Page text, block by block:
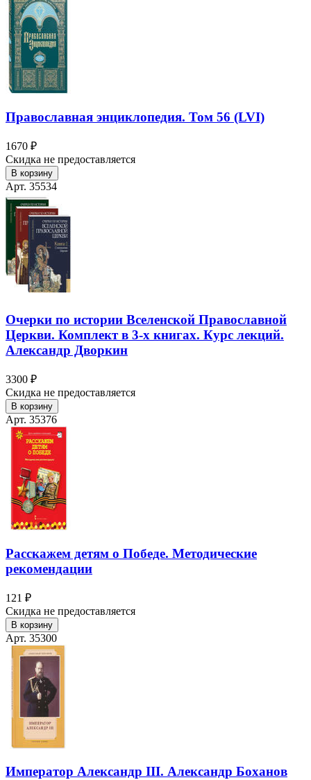
Православная энциклопедия. Том 56 (LVI)
1670 ₽
Скидка не предоставляется
В корзину
Арт. 35534
Очерки по истории Вселенской Православной
Церкви. Комплект в 3-х книгах. Курс лекций.
Александр Дворкин
3300 ₽
Скидка не предоставляется
В корзину
Арт. 35376
Расскажем детям о Победе. Методические
рекомендации
121 ₽
Скидка не предоставляется
В корзину
Арт. 35300
Император Александр III. Александр Боханов